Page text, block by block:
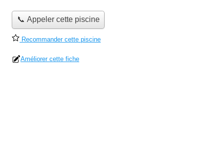
📞 Appeler cette piscine
Recommander cette piscine
Améliorer cette fiche